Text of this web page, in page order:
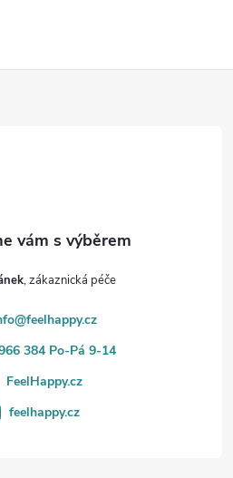
@feelhappy.cz
384 Po-Pá 9-14
FeelHappy.cz
feelhappy.cz